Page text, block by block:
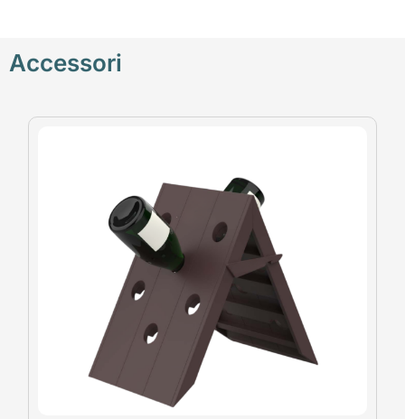
Accessori